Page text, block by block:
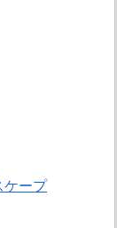
ケープ